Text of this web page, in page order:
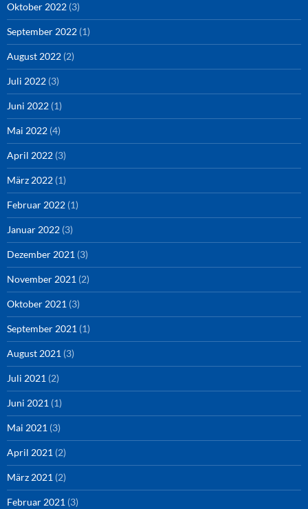
Oktober 2022 (3)
September 2022 (1)
August 2022 (2)
Juli 2022 (3)
Juni 2022 (1)
Mai 2022 (4)
April 2022 (3)
März 2022 (1)
Februar 2022 (1)
Januar 2022 (3)
Dezember 2021 (3)
November 2021 (2)
Oktober 2021 (3)
September 2021 (1)
August 2021 (3)
Juli 2021 (2)
Juni 2021 (1)
Mai 2021 (3)
April 2021 (2)
März 2021 (2)
Februar 2021 (3)